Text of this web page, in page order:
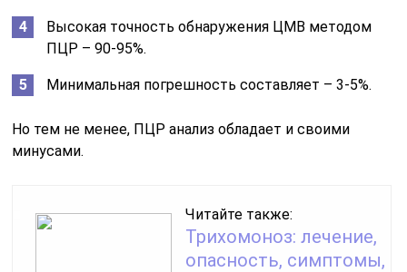
Высокая точность обнаружения ЦМВ методом
ПЦР – 90-95%.
Минимальная погрешность составляет – 3-5%.
Но тем не менее, ПЦР анализ обладает и своими
минусами.
Читайте также:
Трихомоноз: лечение,
опасность, симптомы,